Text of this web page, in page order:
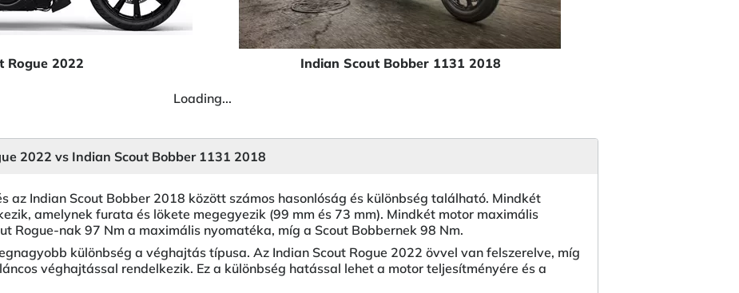
Rogue 2022 Indian Scout Bobber 1131 2018
Loading...
2022 vs Indian Scout Bobber 1131 2018
az Indian Scout Bobber 2018 között számos hasonlóság és különbség található. Mindkét
amelynek furata és lökete megegyezik (99 mm és 73 mm). Mindkét motor maximális
Rogue-nak 97 Nm a maximális nyomatéka, míg a Scout Bobbernek 98 Nm.
különbség a véghajtás típusa. Az Indian Scout Rogue 2022 övvel van felszerelve, míg
véghajtással rendelkezik. Ez a különbség hatással lehet a motor teljesítményére és a